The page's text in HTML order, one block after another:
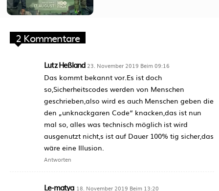
2 Kommentare
Lutz Heßland 23. November 2019 Beim 09:16
Das kommt bekannt vor.Es ist doch
so,Sicherheitscodes werden von Menschen
geschrieben,also wird es auch Menschen geben die
den „unknackgaren Code“ knacken,das ist nun
mal so, alles was technisch möglich ist wird
ausgenutzt nicht,s ist auf Dauer 100% tig sicher,das
wäre eine Illusion.
Antworten
Le-matya 18. November 2019 Beim 13:20